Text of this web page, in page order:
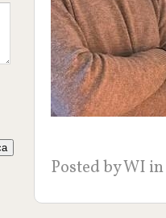
Posted byWI